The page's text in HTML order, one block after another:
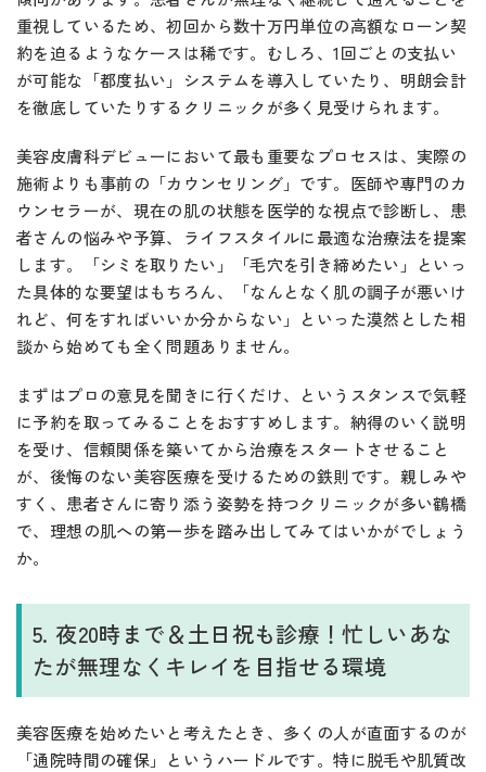
重視しているため、初回から数十万円単位の高額なローン契
約を迫るようなケースは稀です。むしろ、1回ごとの支払い
が可能な「都度払い」システムを導入していたり、明朗会計
を徹底していたりするクリニックが多く見受けられます。
美容皮膚科デビューにおいて最も重要なプロセスは、実際の
施術よりも事前の「カウンセリング」です。医師や専門のカ
ウンセラーが、現在の肌の状態を医学的な視点で診断し、患
者さんの悩みや予算、ライフスタイルに最適な治療法を提案
します。「シミを取りたい」「毛穴を引き締めたい」といっ
た具体的な要望はもちろん、「なんとなく肌の調子が悪いけ
れど、何をすればいいか分からない」といった漠然とした相
談から始めても全く問題ありません。
まずはプロの意見を聞きに行くだけ、というスタンスで気軽
に予約を取ってみることをおすすめします。納得のいく説明
を受け、信頼関係を築いてから治療をスタートさせること
が、後悔のない美容医療を受けるための鉄則です。親しみや
すく、患者さんに寄り添う姿勢を持つクリニックが多い鶴橋
で、理想の肌への第一歩を踏み出してみてはいかがでしょう
か。
5. 夜20時まで＆土日祝も診療！忙しいあな
たが無理なくキレイを目指せる環境
美容医療を始めたいと考えたとき、多くの人が直面するのが
「通院時間の確保」というハードルです。特に脱毛や肌質改